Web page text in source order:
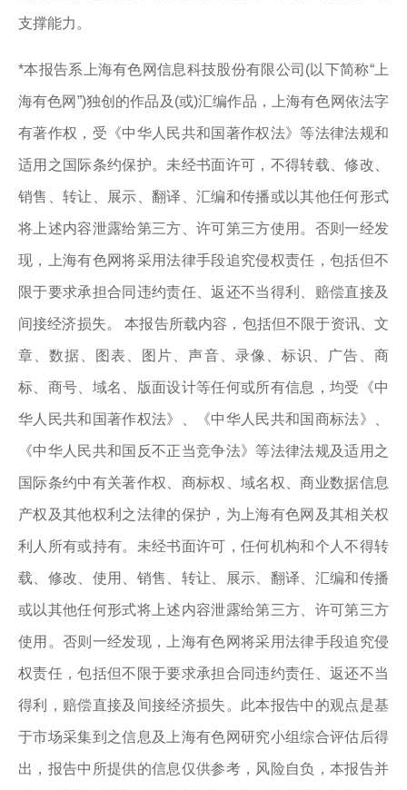
支撑能力。
*本报告系上海有色网信息科技股份有限公司(以下简称“上
海有色网”)独创的作品及(或)汇编作品，上海有色网依法字
有著作权，受《中华人民共和国著作权法》等法律法规和
适用之国际条约保护。未经书面许可，不得转载、修改、
销售、转让、展示、翻译、汇编和传播或以其他任何形式
将上述内容泄露给第三方、许可第三方使用。否则一经发
现，上海有色网将采用法律手段追究侵权责任，包括但不
限于要求承担合同违约责任、返还不当得利、赔偿直接及
间接经济损失。 本报告所载内容，包括但不限于资讯、文
章、数据、图表、图片、声音、录像、标识、广告、商
标、商号、域名、版面设计等任何或所有信息，均受《中
华人民共和国著作权法》、《中华人民共和国商标法》、
《中华人民共和国反不正当竞争法》等法律法规及适用之
国际条约中有关著作权、商标权、域名权、商业数据信息
产权及其他权利之法律的保护，为上海有色网及其相关权
利人所有或持有。未经书面许可，任何机构和个人不得转
载、修改、使用、销售、转让、展示、翻译、汇编和传播
或以其他任何形式将上述内容泄露给第三方、许可第三方
使用。否则一经发现，上海有色网将采用法律手段追究侵
权责任，包括但不限于要求承担合同违约责任、返还不当
得利，赔偿直接及间接经济损失。此本报告中的观点是基
于市场采集到之信息及上海有色网研究小组综合评估后得
出，报告中所提供的信息仅供参考，风险自负，本报告并